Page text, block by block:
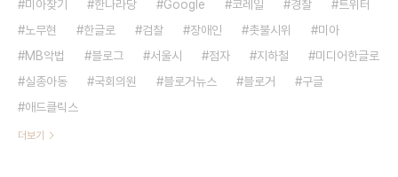
미아찾기
한나라당 Google 코레일 경찰
트위터
노무현
한글로 검찰 장애인 촛불시위
미아
MB악법
블로그 서울시 점자 지하철
미디어한글로
실종아동
국회의원 블로거뉴스 블로거
구글
애드클릭스
더보기